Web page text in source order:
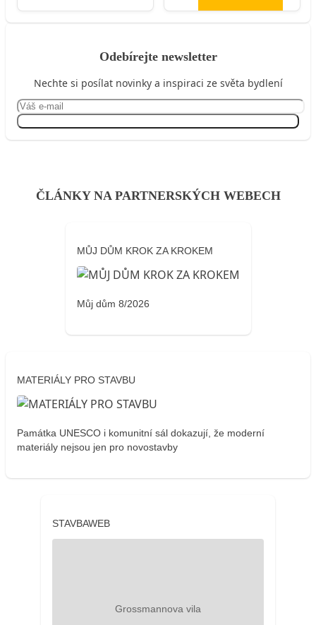
Odebírejte newsletter
Nechte si posílat novinky a inspiraci ze světa bydlení
ČLÁNKY NA PARTNERSKÝCH WEBECH
MŮJ DŮM KROK ZA KROKEM
Můj dům 8/2026
MATERIÁLY PRO STAVBU
Památka UNESCO i komunitní sál dokazují, že moderní
materiály nejsou jen pro novostavby
STAVBAWEB